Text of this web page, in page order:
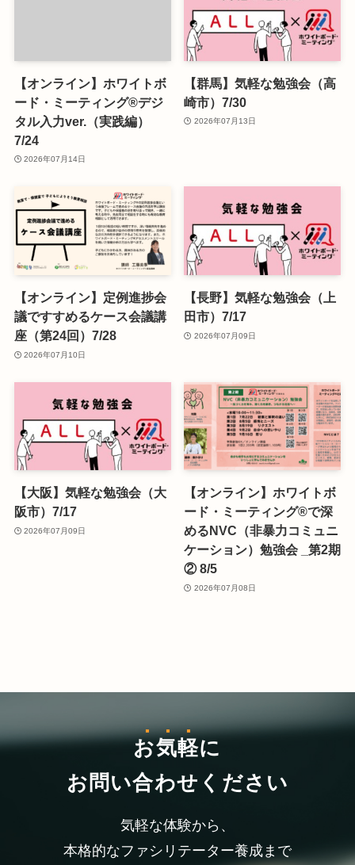
【オンライン】ホワイトボ
ード・ミーティング®デジ
タル入力ver.（実践編）
7/24
2026年07月14日
【群馬】気軽な勉強会（高
崎市）7/30
2026年07月13日
【オンライン】定例進捗会
議ですすめるケース会議講
座（第24回）7/28
2026年07月10日
【長野】気軽な勉強会（上
田市）7/17
2026年07月09日
【大阪】気軽な勉強会（大
阪市）7/17
2026年07月09日
【オンライン】ホワイトボ
ード・ミーティング®で深
めるNVC（非暴力コミュニ
ケーション）勉強会 _第2期
② 8/5
2026年07月08日
お気軽に
お問い合わせください
気軽な体験から、
本格的なファシリテーター養成まで